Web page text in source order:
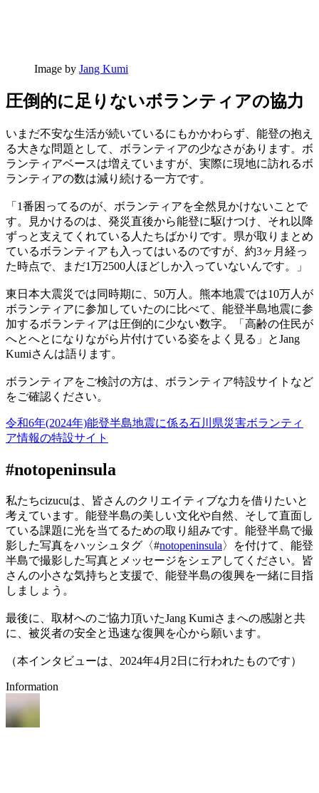
Image by Jang Kumi
圧倒的に足りないボランティアの協力
いまだ不安な生活が続いているにもかかわらず、能登の抱え
る大きな問題として、ボランティアの少なさがあります。ボ
ランティアベースは増えていますが、実際に現地に訪れるボ
ランティアの数は減り続ける一方です。
「1番困ってるのが、ボランティアを全然見かけないことで
す。見かけるのは、発災直後から能登に駆けつけ、それ以降
ずっと支えてくれている人たちばかりです。県が取りまとめ
ているボランティアも入ってはいるのですが、約3ヶ月経っ
た時点で、まだ1万2500人ほどしか入っていないんです。」
東日本大震災では同時期に、50万人。熊本地震では10万人が
ボランティアに参加していたのに比べて、能登半島地震に参
加するボランティアは圧倒的に少ない数字。「高齢の住民が
へとへとになりながら片付けている姿をよく見る」とJang
Kumiさんは語ります。
ボランティアをご検討の方は、ボランティア特設サイトなど
をご確認ください。
令和6年(2024年)能登半島地震に係る石川県災害ボランティ
ア情報の特設サイト
#notopeninsula
私たちcizucuは、皆さんのクリエイティブな力を借りたいと
考えています。能登半島の美しい文化や自然、そして直面し
ている課題に光を当てるための取り組みです。能登半島で撮
影した写真をハッシュタグ〈#notopeninsula〉を付けて、能登
半島で撮影した写真とメッセージをシェアしてください。皆
さんの小さな気持ちと支援で、能登半島の復興を一緒に目指
しましょう。
最後に、取材へのご協力頂いたJang Kumiさまへの感謝と共
に、被災者の安全と迅速な復興を心から願います。
（本インタビューは、2024年4月2日に行われたものです）
Information